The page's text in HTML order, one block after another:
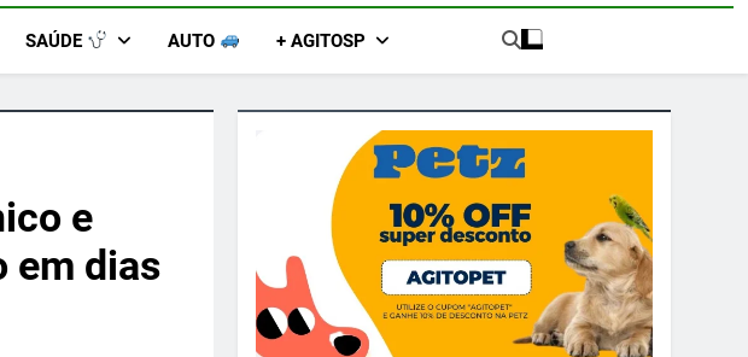
SAÚDE AUTO + AGITOSP
e
em dias